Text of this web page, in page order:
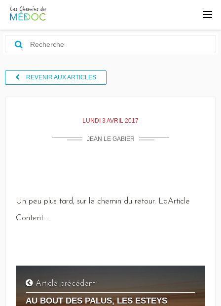
REVENIR AUX ARTICLES
LUNDI 3 AVRIL 2017
JEAN LE GABIER
Un peu plus tard, sur le chemin du retour. LaArticle
Content ...
Article précédent
AU BOUT DES PALUS, LES ESTEYS